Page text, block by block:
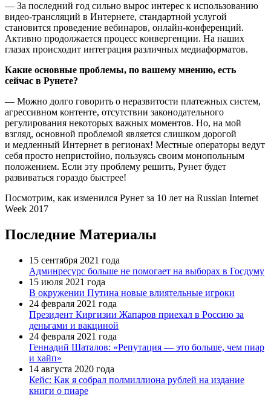
— За последний год сильно вырос интерес к использованию
видео-трансляций в Интернете, стандартной услугой
становится проведение вебинаров, онлайн-конференций.
Активно продолжается процесс конвергенции. На наших
глазах происходит интеграция различных медиаформатов.
Какие основные проблемы, по вашему мнению, есть
сейчас в Рунете?
— Можно долго говорить о неразвитости платежных систем,
агрессивном контенте, отсутствии законодательного
регулирования некоторых важных моментов. Но, на мой
взгляд, основной проблемой является слишком дорогой
и медленный Интернет в регионах! Местные операторы ведут
себя просто непристойно, пользуясь своим монопольным
положением. Если эту проблему решить, Рунет будет
развиваться гораздо быстрее!
Посмотрим, как изменился Рунет за 10 лет на Russian Internet
Week 2017
Последние Материалы
15 сентября 2021 года
Админресурс больше не помогает на выборах в Госдуму
15 июля 2021 года
В окружении Путина новые влиятельные игроки
24 февраля 2021 года
Президент Киргизии Жапаров приехал в Россию за
деньгами и вакциной
24 февраля 2021 года
Геннадий Шаталов: «Репутация — это больше, чем пиар
и хайп»
14 августа 2020 года
Кейс: Как я собрал полмиллиона рублей на издание
книги о пиаре